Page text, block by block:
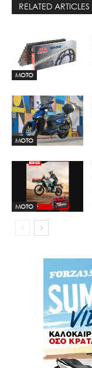
RELATED ARTICLES
MOTO
MOTO
MOTO